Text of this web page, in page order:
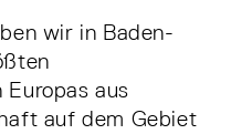
wir in Baden-
aus
auf dem Gebiet